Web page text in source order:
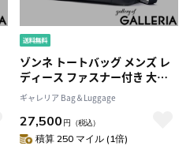
ゾンネ トートバッグ メンズ レ
ディース ファスナー付き 大き
め A4 B4 SONNE 本革 革 ブラン
ド 2WAY 通勤バッグ 通勤カバン
通勤 営業 ショルダー ビジネス
バッグ おしゃれ 上品 CLAUDIO
ギャレリア Bag＆Luggage
27,500 円 （税込）
積算 250 マイル (1倍)